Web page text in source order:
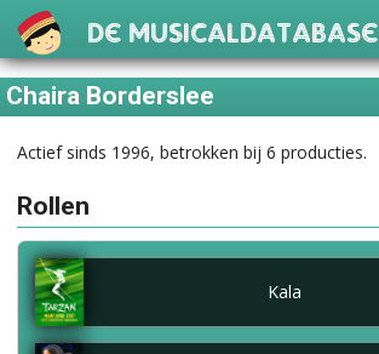
De Musicaldatabase
Chaira Borderslee
Actief sinds 1996, betrokken bij 6 producties.
Rollen
Kala